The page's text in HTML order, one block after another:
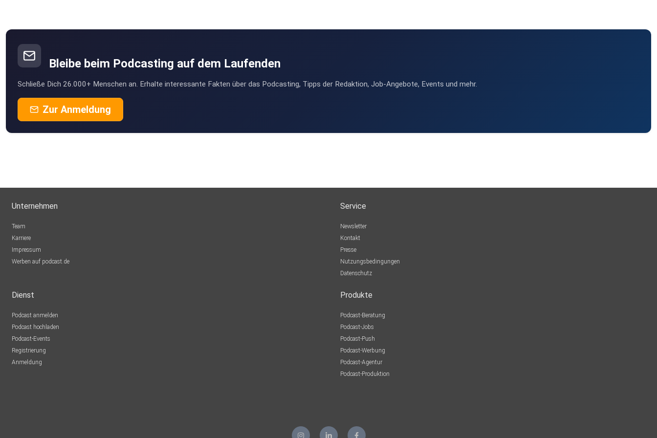
Bleibe beim Podcasting auf dem Laufenden
Schließe Dich 26.000+ Menschen an. Erhalte interessante Fakten über das Podcasting, Tipps der Redaktion, Job-Angebote, Events und mehr.
Zur Anmeldung
Unternehmen
Team
Karriere
Impressum
Werben auf podcast.de
Service
Newsletter
Kontakt
Presse
Nutzungsbedingungen
Datenschutz
Dienst
Podcast anmelden
Podcast hochladen
Podcast-Events
Registrierung
Anmeldung
Produkte
Podcast-Beratung
Podcast-Jobs
Podcast-Push
Podcast-Werbung
Podcast-Agentur
Podcast-Produktion